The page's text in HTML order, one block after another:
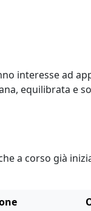
interesse ad
equilibrata e
a corso già